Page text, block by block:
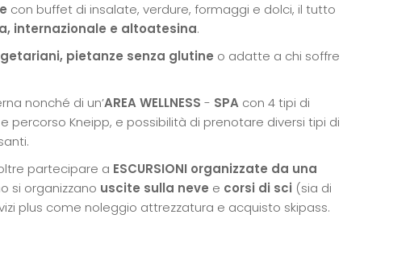
con buffet di insalate, verdure, formaggi e dolci, il tutto
internazionale e altoatesina.
pietanze senza glutine o adatte a chi soffre
nonché di un’AREA WELLNESS - SPA con 4 tipi di
percorso Kneipp, e possibilità di prenotare diversi tipi di
partecipare a ESCURSIONI organizzate da una
si organizzano uscite sulla neve e corsi di sci (sia di
plus come noleggio attrezzatura e acquisto skipass.